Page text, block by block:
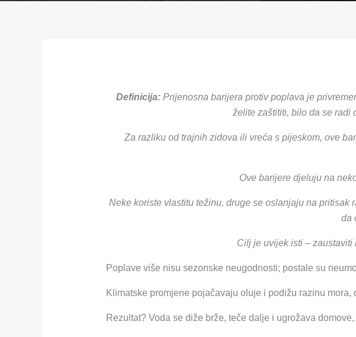
Definicija: Prijenosna barijera protiv poplava je
želite zaštititi, bilo da se radi
Za razliku od trajnih zidova ili vreća s pijeskom, ove
Ove barijere djeluju na
Neke koriste vlastitu težinu, druge se oslanjaju na
da
Cilj je uvijek isti – zaustaviti
Poplave više nisu sezonske neugodnosti; postale su
Klimatske promjene pojačavaju oluje i podižu razinu
Rezultat? Voda se diže brže, teče dalje i ugrožava